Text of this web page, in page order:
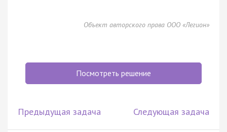
Объект авторского права ООО «Легион»
Посмотреть решение
Предыдущая задача Следующая задача